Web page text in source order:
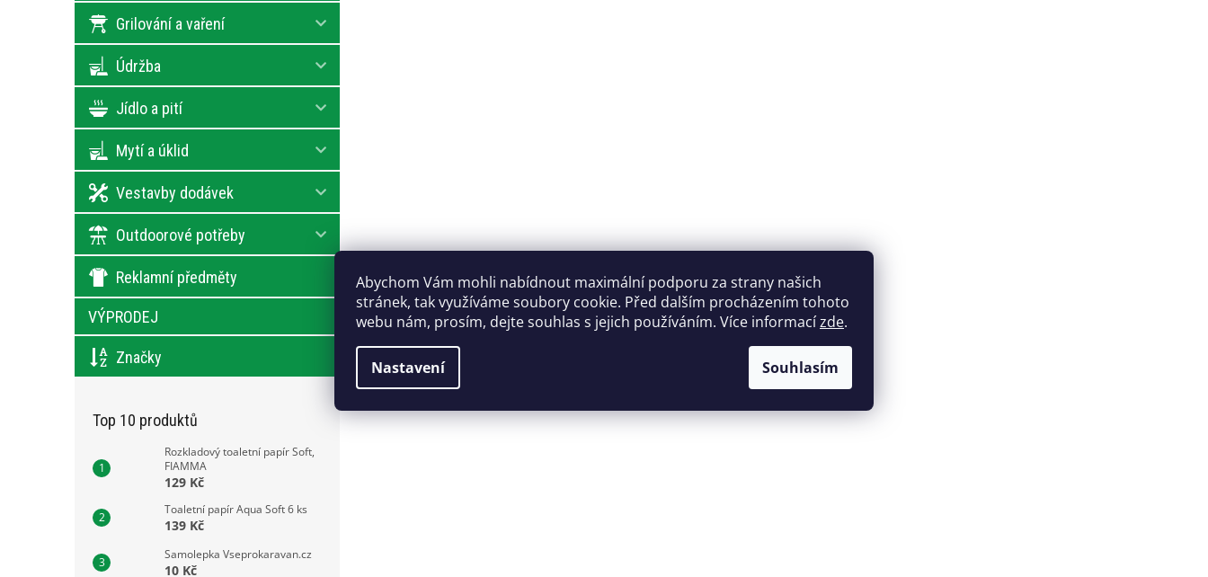
Abychom Vám mohli nabídnout maximální podporu za strany našich
stránek, tak využíváme soubory cookie. Před dalším procházením tohoto
webu nám, prosím, dejte souhlas s jejich používáním. Více informacízde.
Nastavení Souhlasím
Grilování a vaření
Údržba
Jídlo a pití
Mytí a úklid
Vestavby dodávek
Outdoorové potřeby
Reklamní předměty
VÝPRODEJ
Značky
Top 10 produktů
Rozkladový toaletní papír Soft,
FIAMMA
129 Kč
Toaletní papír Aqua Soft 6 ks
139 Kč
Samolepka Vseprokaravan.cz
10 Kč